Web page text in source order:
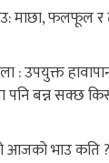
माछा, फलफूल र
: उपयुक्त
पनि बन्न सक्छ
भाउ कति ?